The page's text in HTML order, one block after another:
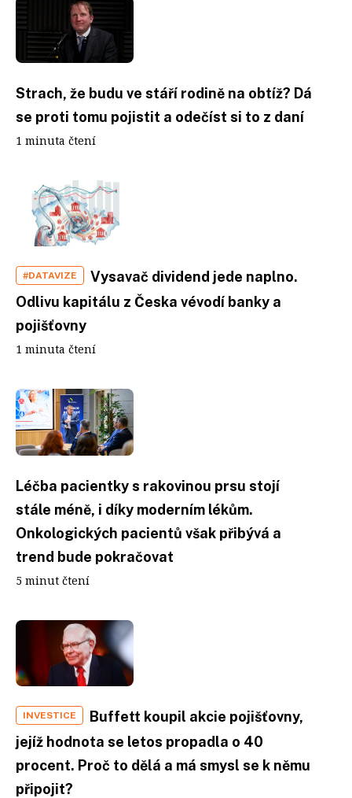
Strach, že budu ve stáří rodině na obtíž? Dá
se proti tomu pojistit a odečíst si to z daní
1 minuta čtení
#DATAVIZE
Vysavač dividend jede naplno.
Odlivu kapitálu z Česka vévodí banky a
pojišťovny
1 minuta čtení
Léčba pacientky s rakovinou prsu stojí
stále méně, i díky moderním lékům.
Onkologických pacientů však přibývá a
trend bude pokračovat
5 minut čtení
INVESTICE
Buffett koupil akcie pojišťovny,
jejíž hodnota se letos propadla o 40
procent. Proč to dělá a má smysl se k němu
připojit?